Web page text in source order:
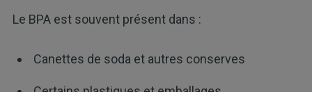
Le BPA est souvent présent dans :
Canettes de soda et autres conserves